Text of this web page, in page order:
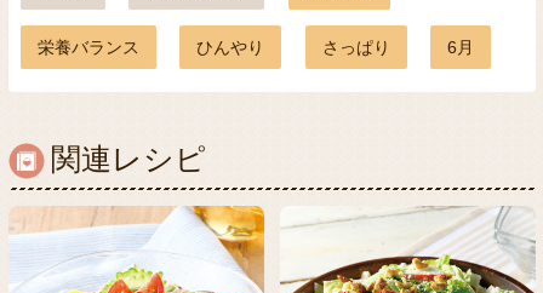
栄養バランス ひんやり さっぱり 6月
関連レシピ